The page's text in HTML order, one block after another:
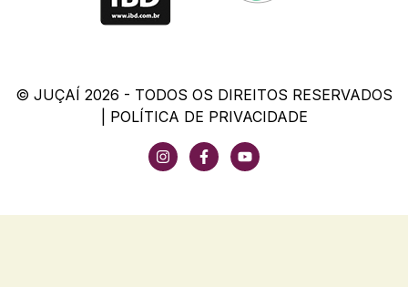
© JUÇAÍ 2026 - TODOS OS DIREITOS RESERVADOS
POLÍTICA DE PRIVACIDADE